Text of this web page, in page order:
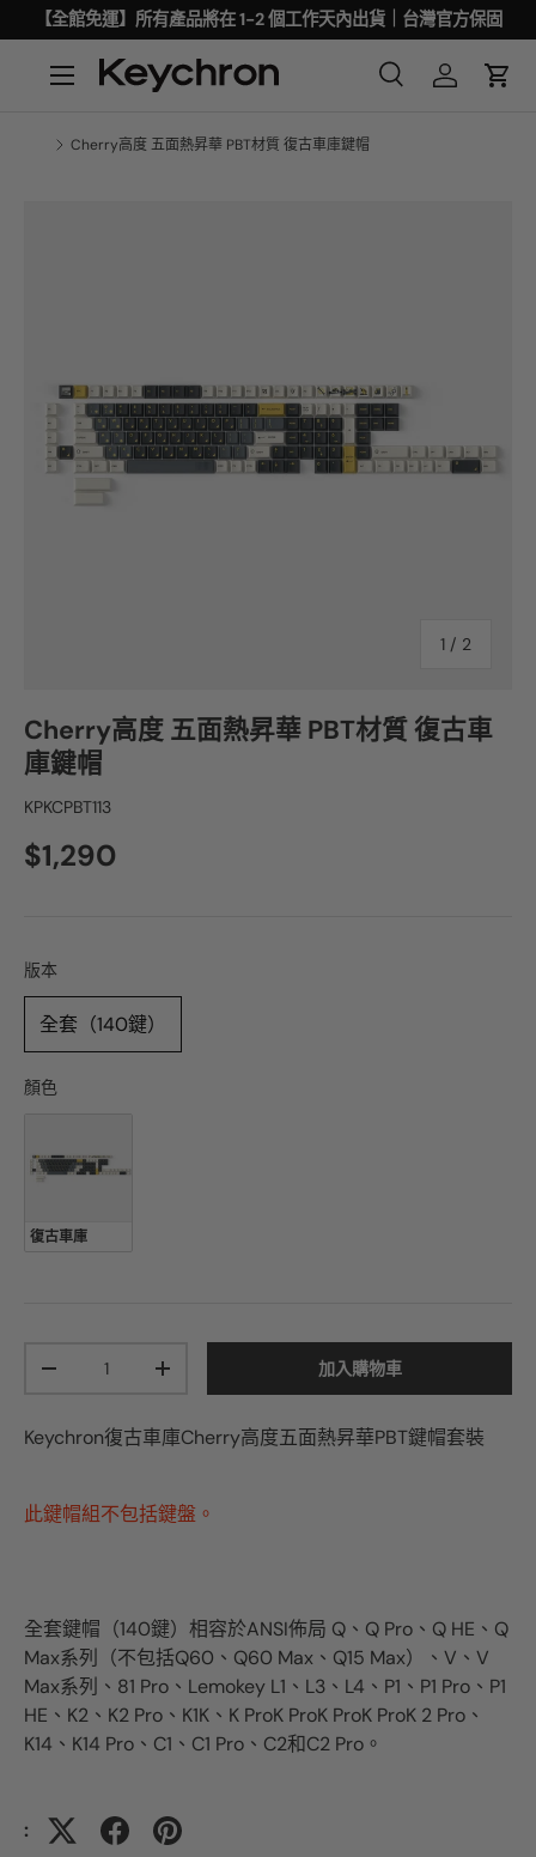
【全館免運】所有產品將在 1-2 個工作天內出貨｜台灣官方保固
Cherry高度 五面熱昇華 PBT材質 復古車庫鍵帽
1 / 2
Cherry高度 五面熱昇華 PBT材質 復古車
庫鍵帽
KPKCPBT113
$1,290
版本
全套（140鍵）
顏色顏色
復古車庫
+ 加入購物車
Keychron復古車庫Cherry高度五面熱昇華PBT鍵帽套裝
此鍵帽組不包括鍵盤。
全套鍵帽（140鍵）相容於ANSI佈局 Q、Q Pro、Q HE、Q
Max系列（不包括Q60、Q60 Max、Q15 Max）、V、V
Max系列、81 Pro、Lemokey L1、L3、L4、P1、P1 Pro、P1
HE、K2、K2 Pro、K1K、K ProK ProK ProK ProK 2 Pro、
K14、K14 Pro、C1、C1 Pro、C2和C2 Pro。
: